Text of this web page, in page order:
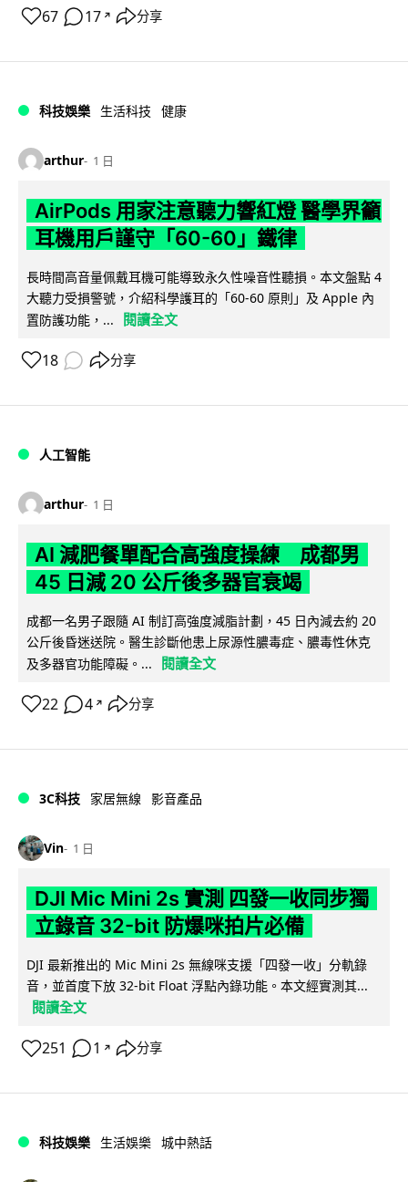
67 17 ↗ 分享
科技娛樂 生活科技 健康
arthur 1 日
AirPods 用家注意聽力響紅燈 醫學界籲
耳機用戶謹守「60-60」鐵律
長時間高音量佩戴耳機可能導致永久性噪音性聽損。本文盤點 4
大聽力受損警號，介紹科學護耳的「60-60 原則」及 Apple 內
置防護功能，...
閱讀全文
18 分享
人工智能
arthur 1 日
AI 減肥餐單配合高強度操練 成都男
45 日減 20 公斤後多器官衰竭
成都一名男子跟隨 AI 制訂高強度減脂計劃，45 日內減去約 20
公斤後昏迷送院。醫生診斷他患上尿源性膿毒症、膿毒性休克
及多器官功能障礙。...
閱讀全文
22 4 ↗ 分享
3C科技 家居無線 影音產品
Vin 1 日
DJI Mic Mini 2s 實測 四發一收同步獨
立錄音 32-bit 防爆咪拍片必備
DJI 最新推出的 Mic Mini 2s 無線咪支援「四發一收」分軌錄
音，並首度下放 32-bit Float 浮點內錄功能。本文經實測其...
閱讀全文
251 1 ↗ 分享
科技娛樂 生活娛樂 城中熱話